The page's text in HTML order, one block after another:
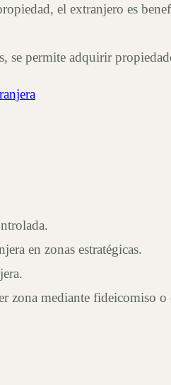
el extranjero es
se permite adquirir
en zonas estratégicas.
zona mediante fideicomiso o